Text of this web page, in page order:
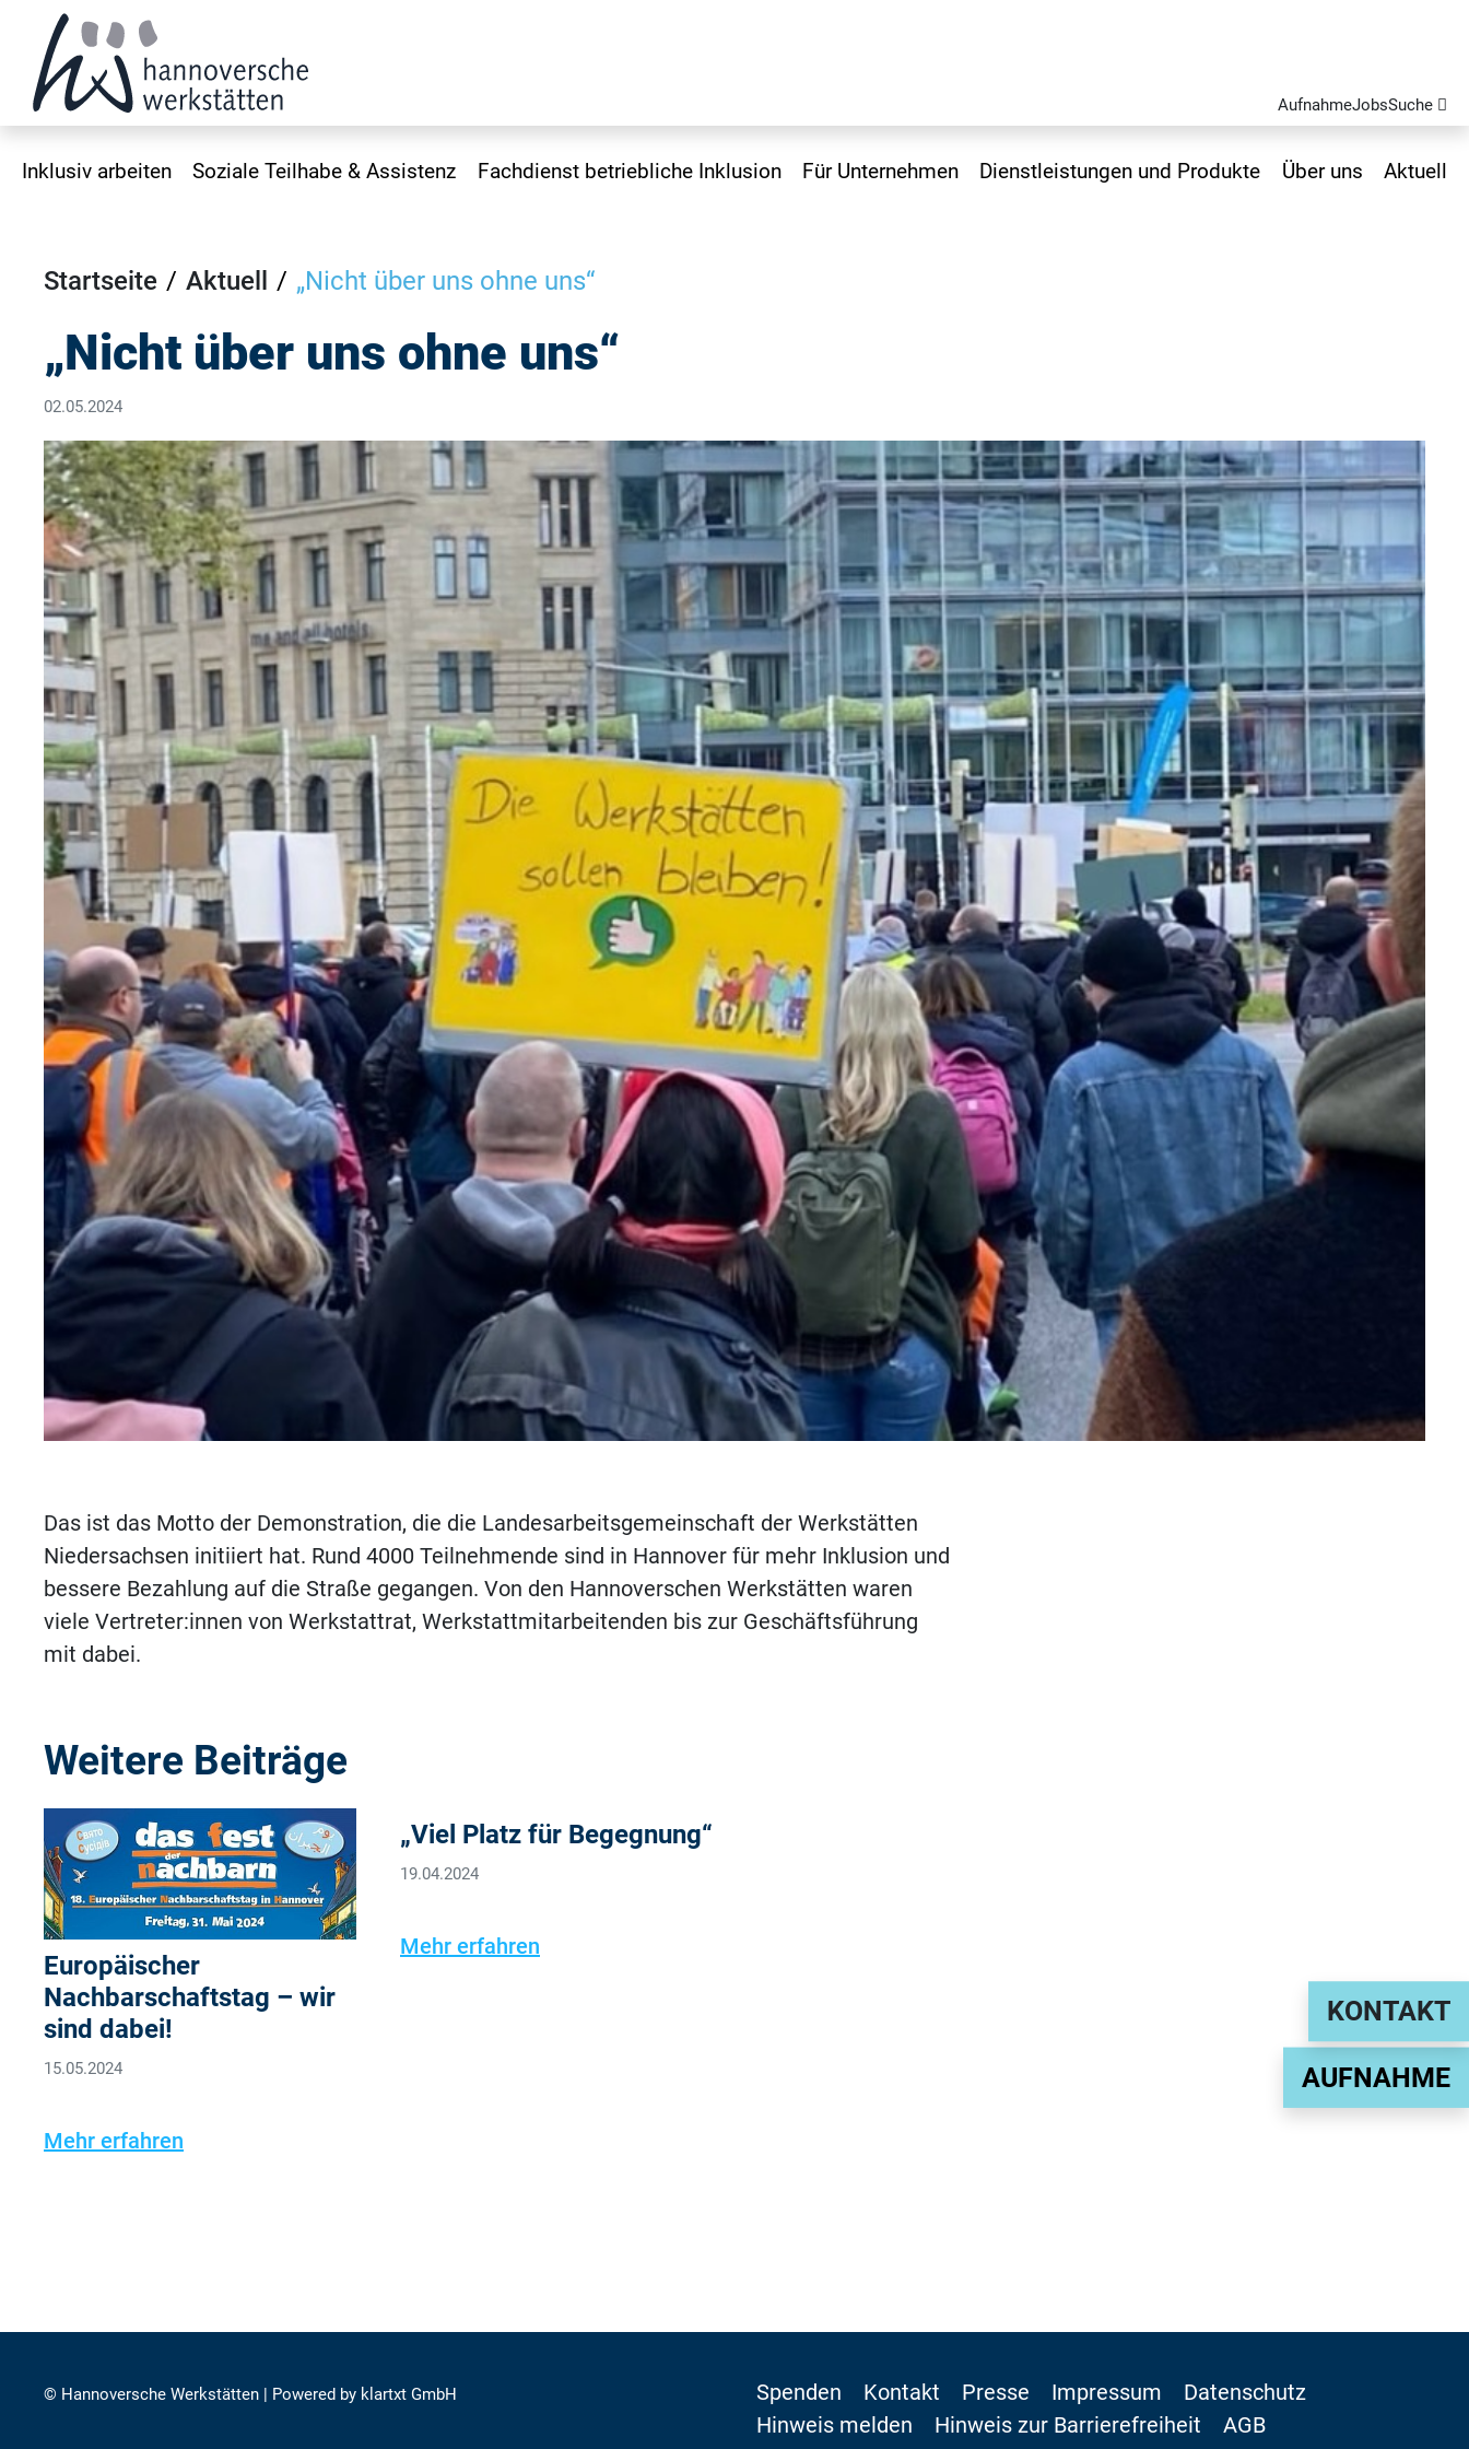
AufnahmeJobsSuche
Inklusiv arbeiten Soziale Teilhabe & Assistenz Fachdienst betriebliche Inklusion Für Unternehmen Dienstleistungen und Produkte Über uns Aktuell
Startseite Aktuell „Nicht über uns ohne uns“
„Nicht über uns ohne uns“
02.05.2024
Das ist das Motto der Demonstration, die die Landesarbeitsgemeinschaft der Werkstätten
Niedersachsen initiiert hat. Rund 4000 Teilnehmende sind in Hannover für mehr Inklusion und
bessere Bezahlung auf die Straße gegangen. Von den Hannoverschen Werkstätten waren
viele Vertreter:innen von Werkstattrat, Werkstattmitarbeitenden bis zur Geschäftsführung
mit dabei.
Weitere Beiträge
Europäischer
Nachbarschaftstag – wir
sind dabei!
15.05.2024
Mehr erfahren
„Viel Platz für Begegnung“
19.04.2024
Mehr erfahren
KONTAKT
AUFNAHME
© Hannoversche Werkstätten | Powered by klartxt GmbH Spenden Kontakt Presse Impressum
Datenschutz
Hinweis melden
Hinweis zur Barrierefreiheit AGB